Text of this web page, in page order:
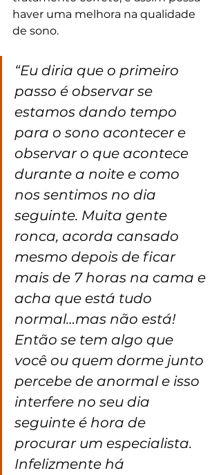
haver uma melhora na qualidade
de sono.
“Eu diria que o primeiro
passo é observar se
estamos dando tempo
para o sono acontecer e
observar o que acontece
durante a noite e como
nos sentimos no dia
seguinte. Muita gente
ronca, acorda cansado
mesmo depois de ficar
mais de 7 horas na cama e
acha que está tudo
normal…mas não está!
Então se tem algo que
você ou quem dorme junto
percebe de anormal e isso
interfere no seu dia
seguinte é hora de
procurar um especialista.
Infelizmente há